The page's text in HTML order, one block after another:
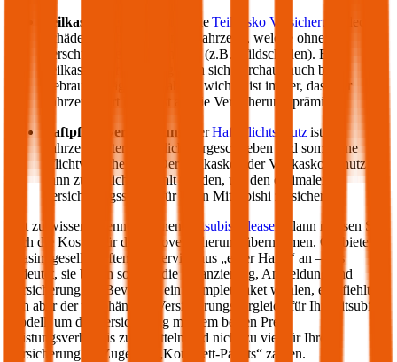
Teilkasko Versicherung:
dieTeilkasko Versicherung
Schäden an Ihrem eigenen Fahrzeug, welche ohne Ihr
Verschulden entstanden sind (z.B. Wildschäden). Eine
Teilkasko Versicherung kann sich durchaus auch bei
Gebrauchtwägen auszahlen: wichtig ist immer, dass der
Fahrzeugwert höher ist als die Versicherungsprämie.
Haftpflichtversicherung
: derHaftpflichtschutzist für
Fahrzeughalter gesetzlich vorgeschrieben und somit eine
Pflichtversicherung. Der Teilkasko oder Vollkasko Schutz
kann zusätzlich gewählt werden, um den optimalen
Versicherungsschutz für Ihren Mitsubishi zu sichern.
Gut zu wissen: Wenn Sie einen
Mitsubishi leasen
, dann müssen Sie
auch die Kosten für die Autoversicherung übernehmen. Oft bieten
Leasinggesellschaften ein Service aus „einer Hand“ an – das
bedeutet, sie bieten sowohl die Finanzierung, Anmeldung und
Versicherung an. Bevor Sie ein Komplettpaket wählen, empfiehlt
sich aber der unabhängige Versicherungsvergleich für Ihr
Mitsubishi
Modell, um die Versicherung mit dem besten Preis-
Leistungsverhältnis zu ermitteln und nicht zu viel für Ihre
Versicherung im Zuge des „Komplett-Pakets“ zahlen.